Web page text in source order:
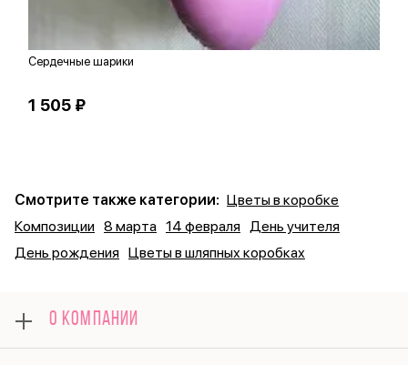
Сердечные шарики
1 505 ₽
Смотрите также категории: Цветы в коробке
Композиции 8 марта 14 февраля День учителя
День рождения Цветы в шляпных коробках
О КОМПАНИИ